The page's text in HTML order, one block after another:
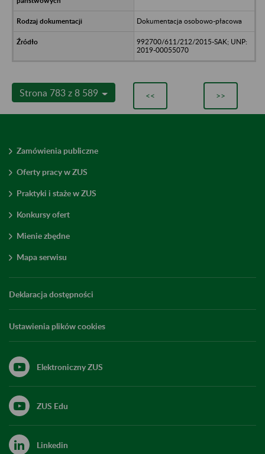
Dokumentacja osobowo-płacowa
992700/611/212/2015-SAK; UNP:
2019-00055070
Strona 783 z 8 589 << >>
Zamówienia publiczne
Oferty pracy w ZUS
Praktyki i staże w ZUS
Konkursy ofert
Mienie zbędne
Mapa serwisu
Deklaracja dostępności
Ustawienia plików cookies
Elektroniczny ZUS
ZUS Edu
Linkedin